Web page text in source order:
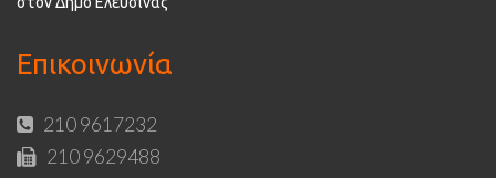
Επικοινωνία
210 9617232
210 9629488